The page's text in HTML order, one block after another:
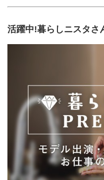
活躍中!暮らしニスタさ